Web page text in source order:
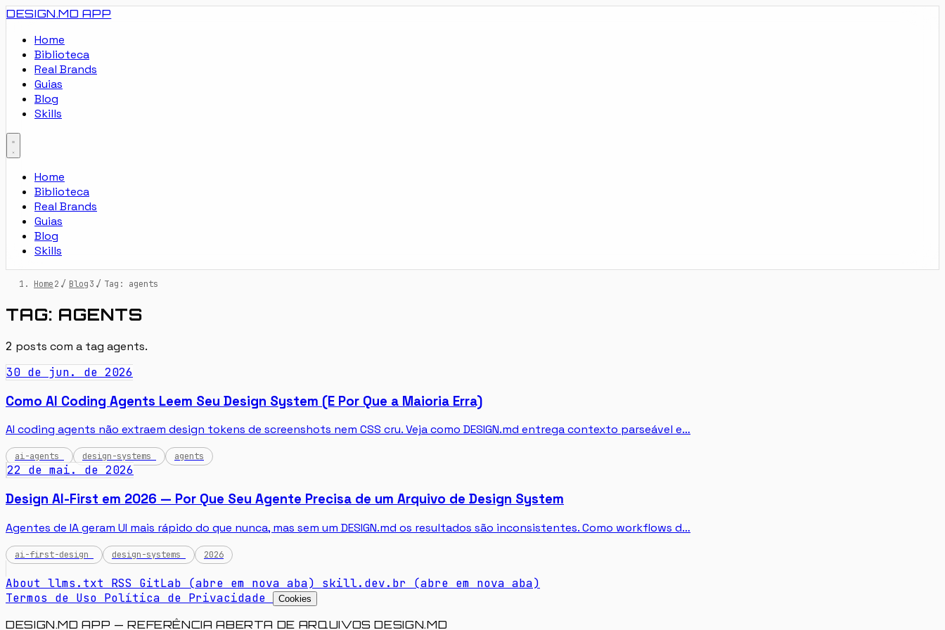
DESIGN.MD APP
Home
Biblioteca
Real Brands
Guias
Blog
Skills
Home
Biblioteca
Real Brands
Guias
Blog
Skills
Home / Blog / Tag: agents
TAG: AGENTS
2 posts com a tag agents.
30 de jun. de 2026
Como AI Coding Agents Leem Seu Design System (E Por Que a Maioria Erra)
AI coding agents não extraem design tokens de screenshots nem CSS cru. Veja como DESIGN.md entrega contexto parseável e…
ai-agents design-systems agents
22 de mai. de 2026
Design AI-First em 2026 — Por Que Seu Agente Precisa de um Arquivo de Design System
Agentes de IA geram UI mais rápido do que nunca, mas sem um DESIGN.md os resultados são inconsistentes. Como workflows d…
ai-first-design design-systems 2026
About llms.txt RSS GitLab (abre em nova aba) skill.dev.br (abre em nova aba)
Termos de Uso Política de Privacidade Cookies
DESIGN.MD APP — REFERÊNCIA ABERTA DE ARQUIVOS DESIGN.MD